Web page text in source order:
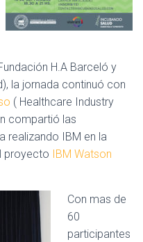
H.A Barceló y
la jornada continuó con
( Healthcare Industry
compartió las
realizando IBM en la
proyecto IBM Watson
Con mas de
60
participantes